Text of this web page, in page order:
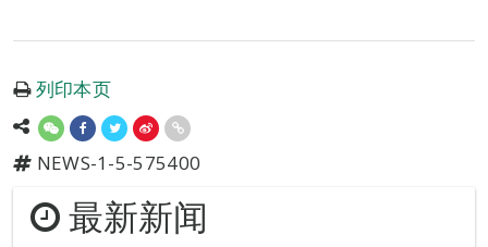
列印本页
NEWS-1-5-575400
最新新闻